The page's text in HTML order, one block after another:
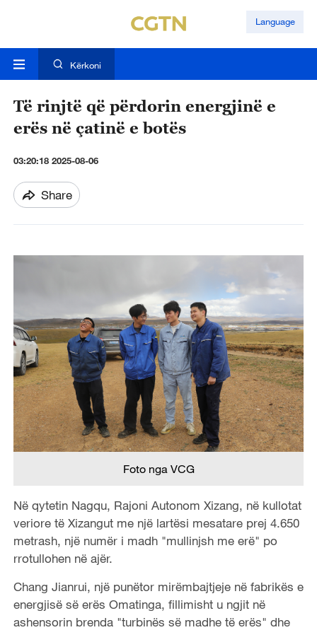
Language
Kërkoni
Të rinjtë që përdorin energjinë e
erës në çatinë e botës
03:20:18 2025-08-06
Share
Foto nga VCG
Në qytetin Nagqu, Rajoni Autonom Xizang, në kullotat
veriore të Xizangut me një lartësi mesatare prej 4.650
metrash, një numër i madh "mullinjsh me erë" po
rrotullohen në ajër.
Chang Jianrui, një punëtor mirëmbajtjeje në fabrikës e
energjisë së erës Omatinga, fillimisht u ngjit në
ashensorin brenda "turbinës së madhe të erës" dhe